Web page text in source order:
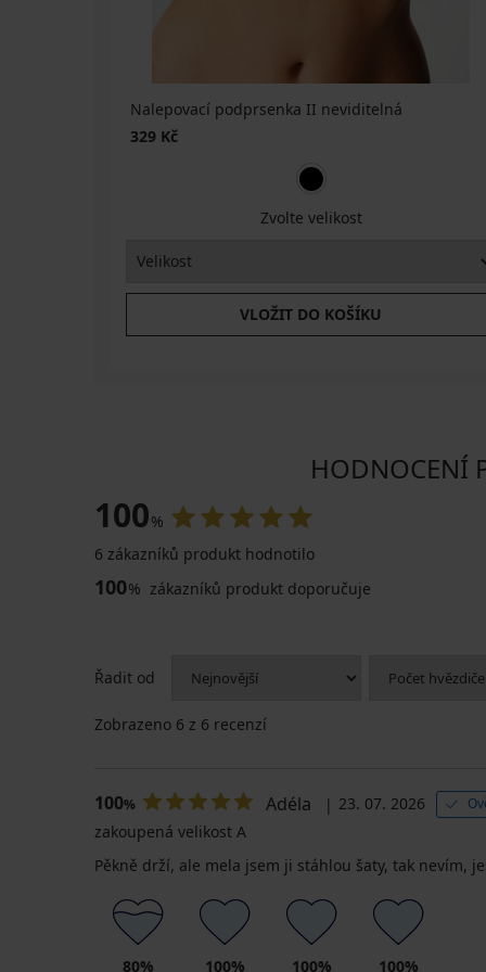
Nalepovací podprsenka II neviditelná
329 Kč
Zvolte velikost
VLOŽIT DO KOŠÍKU
100%
6 zákazníků produkt hodnotilo
100% zákazníků produkt doporučuje
Řadit od
Zobrazeno 6 z 6 recenzí
100% Adéla 23. 07. 2026
zakoupená velikost A
Pěkně drží, ale mela jsem ji stáhlou šaty, tak nevím,
80% 100% 100% 100%